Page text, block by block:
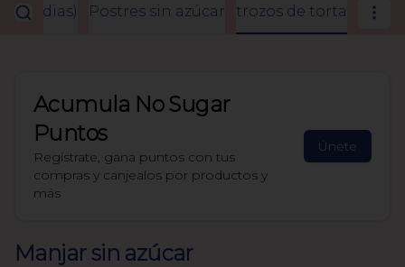
a 3 dias) Postres sin azúcar trozos de torta
Acumula No Sugar
Puntos
Regístrate, gana puntos con tus
compras y canjealos por productos y
más
Únete
Manjar sin azúcar